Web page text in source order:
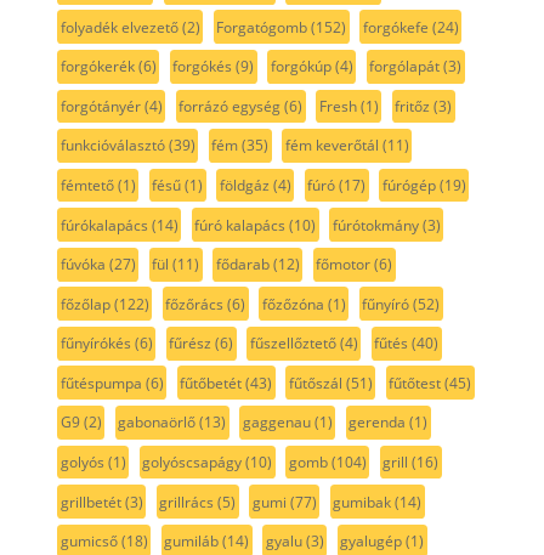
folyadék elvezető(2) Forgatógomb(152) forgókefe (24)
forgókerék(6) forgókés (9) forgókúp(4) forgólapát(3)
forgótányér(4) forrázó egység(6) Fresh(1) fritőz (3)
funkcióválasztó(39) fém(35) fém keverőtál (11)
fémtető(1) fésű(1) földgáz (4) fúró(17) fúrógép(19)
fúrókalapács (14) fúró kalapács (10) fúrótokmány(3)
fúvóka (27) fül (11) fődarab(12) főmotor(6)
főzőlap(122) főzőrács (6) főzőzóna (1) fűnyíró(52)
fűnyírókés (6) fűrész (6) fűszellőztető(4) fűtés (40)
fűtéspumpa (6) fűtőbetét(43) fűtőszál (51) fűtőtest(45)
G9(2) gabonaörlő(13) gaggenau(1) gerenda (1)
golyós (1) golyóscsapágy(10) gomb(104) grill (16)
grillbetét(3) grillrács (5) gumi (77) gumibak(14)
gumicső(18) gumiláb(14) gyalu(3) gyalugép(1)